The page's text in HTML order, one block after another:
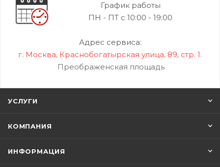
График работы
ПН - ПТ с 10:00 - 19:00
Адрес сервиса:
г. Москва, Краснобогатырская улица, 89, стр. 1.
Преображенская площадь
УСЛУГИ
КОМПАНИЯ
ИНФОРМАЦИЯ